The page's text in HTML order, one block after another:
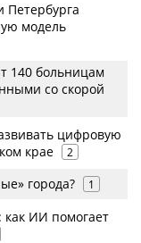
Петербурга
модель
140 больницам
со скорой
цифровую
крае
2
города? 1
как ИИ помогает